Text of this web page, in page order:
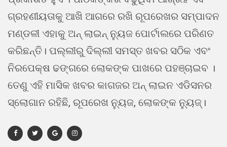
ଗ୍ରହଣୀୟତାକୁ ଆଖି ଆଗରେ ରଖି ରୂପରେଖର ସମ୍ପାଦନ
ମଣ୍ଡଳୀ ଏହାକୁ ଅନ୍ ଲାଇନ୍ ନ୍ୟୁଜ ପୋର୍ଟାଲରେ ପରିଣତ
କରିଛନ୍ତି। ପଲ୍ଲୀରୁ ଦିଲ୍ଲୀ ସମସ୍ତ ଖବର ସଠିକ ଏବଂ
ନିରପେକ୍ଷ ଢଙ୍ଗରେ ଲୋକଙ୍କ ପାଖରେ ପହଞ୍ଚାଇବ ।
ତେଣୁ ଏହି ମାସିକ ଖବର କାଗଜର ଅନ୍ ଲାଇନ ଏଡିସନର
ସ୍ଲୋଗାନ ରହିଛି, ରୂପରେଖ ନ୍ୟୁଜ, ଲୋକଙ୍କ ନ୍ୟୁଜ୍।